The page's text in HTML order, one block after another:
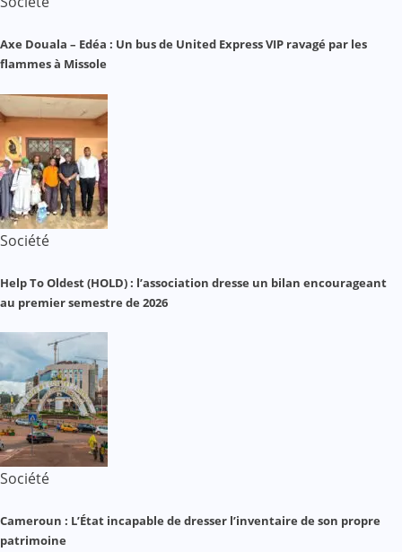
Axe Douala – Edéa : Un bus de United Express VIP ravagé par les
flammes à Missole
Société
Help To Oldest (HOLD) : l’association dresse un bilan encourageant
au premier semestre de 2026
Société
Cameroun : L’État incapable de dresser l’inventaire de son propre
patrimoine